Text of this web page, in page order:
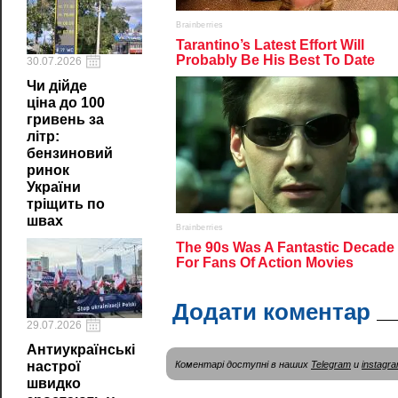
30.07.2026
Чи дійде
ціна до 100
гривень за
літр:
бензиновий
ринок
України
тріщить по
швах
29.07.2026
Антиукраїнські
настрої
швидко
Додати коментар
Коментарі доступні в наших Telegram и